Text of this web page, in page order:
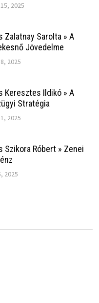
2025
Zalatnay Sarolta » A
Jövedelme
2025
Keresztes Ildikó » A
Stratégia
2025
Szikora Róbert » Zenei
2025